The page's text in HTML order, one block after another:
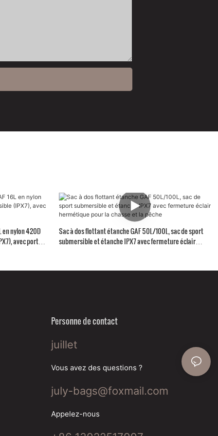
en nylon 420D
avec porte-
Sac à dos flottant étanche GAF 50L/100L, sac de sport
submersible et étanche IPX7 avec fermeture éclair
Personne de contact
juillet
Vous avez des questions ?
july-bags@foxmail.com
Appelez-nous